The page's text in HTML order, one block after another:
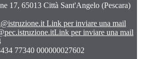
17, 65013 Città Sant'Angelo (Pescara)
Link per inviare una mail
Link per inviare una mail
77340 000000027602